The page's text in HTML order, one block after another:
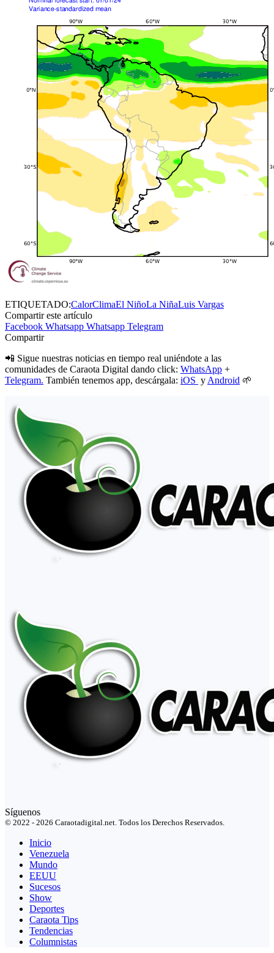
ETIQUETADO:CalorClimaEl NiñoLa NiñaLuis Vargas
Compartir este artículo
Facebook Whatsapp Whatsapp Telegram
Compartir
📲 Sigue nuestras noticias en tiempo real uniéndote a las
comunidades de Caraota Digital dando click: WhatsApp +
Telegram. También tenemos app, descárgala: iOS y Android 🌱
Síguenos
© 2022 - 2026 Caraotadigital.net. Todos los Derechos Reservados.
Inicio
Venezuela
Mundo
EEUU
Sucesos
Show
Deportes
Caraota Tips
Tendencias
Columnistas